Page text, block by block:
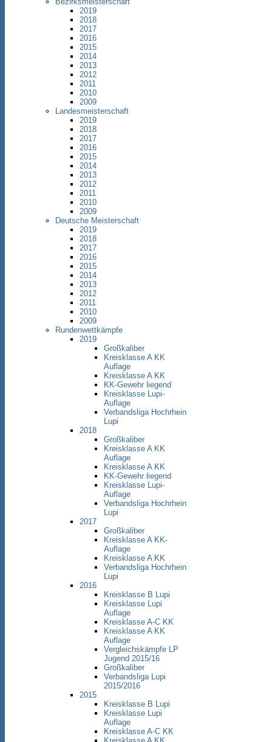
2019
2018
2017
2016
2015
2014
2013
2012
2011
2010
2009
Landesmeisterschaft
2019
2018
2017
2016
2015
2014
2013
2012
2011
2010
2009
Deutsche Meisterschaft
2019
2018
2017
2016
2015
2014
2013
2012
2011
2010
2009
Rundenwettkämpfe
2019
Großkaliber
Kreisklasse A KK
Auflage
Kreisklasse A KK
KK-Gewehr liegend
Kreisklasse Lupi-
Auflage
Verbandsliga Hochrhein
Lupi
2018
Großkaliber
Kreisklasse A KK
Auflage
Kreisklasse A KK
KK-Gewehr liegend
Kreisklasse Lupi-
Auflage
Verbandsliga Hochrhein
Lupi
2017
Großkaliber
Kreisklasse A KK-
Auflage
Kreisklasse A KK
Verbandsliga Hochrhein
Lupi
2016
Kreisklasse B Lupi
Kreisklasse Lupi
Auflage
Kreisklasse A-C KK
Kreisklasse A KK
Auflage
Vergleichskämpfe LP
Jugend 2015/16
Großkaliber
Verbandsliga Lupi
2015/2016
2015
Kreisklasse B Lupi
Kreisklasse Lupi
Auflage
Kreisklasse A-C KK